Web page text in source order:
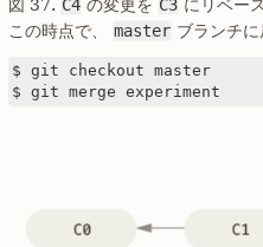
図 37. C4 の変更を C3 にリベース
この時点で、 master ブランチ
$ git checkout master
$ git merge experiment